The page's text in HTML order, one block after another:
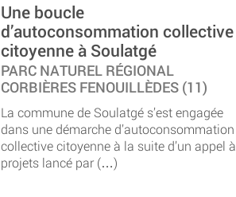
Une boucle
d’autoconsommation collective
citoyenne à Soulatgé
PARC NATUREL RÉGIONAL
CORBIÈRES FENOUILLÈDES (11)
La commune de Soulatgé s’est engagée
dans une démarche d’autoconsommation
collective citoyenne à la suite d’un appel à
projets lancé par (…)